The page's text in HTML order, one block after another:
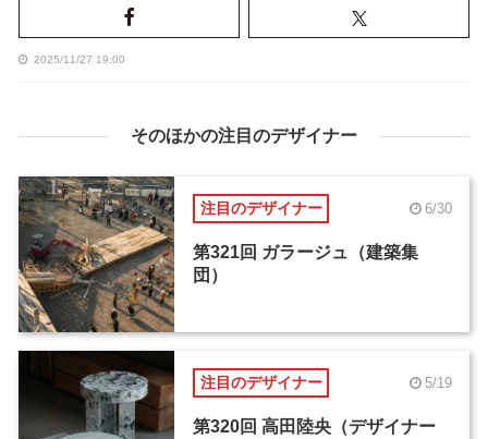
2025/11/27 19:00
そのほかの注目のデザイナー
注目のデザイナー 6/30
第321回 ガラージュ（建築集
団）
注目のデザイナー 5/19
第320回 高田陸央（デザイナー